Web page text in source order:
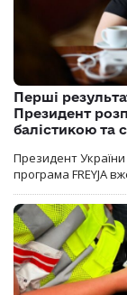
Перші
Президент
балістикою та
Президент
програма FREYJA